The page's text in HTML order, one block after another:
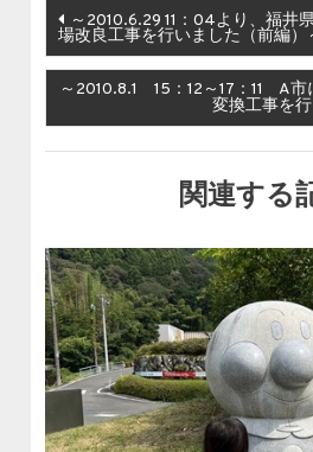
投稿ナビゲーション
～2010.6.29 11：04より、福井
場改良工事を行いました（前編）
～2010.8.1 15：12～17：11 A市
変換工事を
関連する